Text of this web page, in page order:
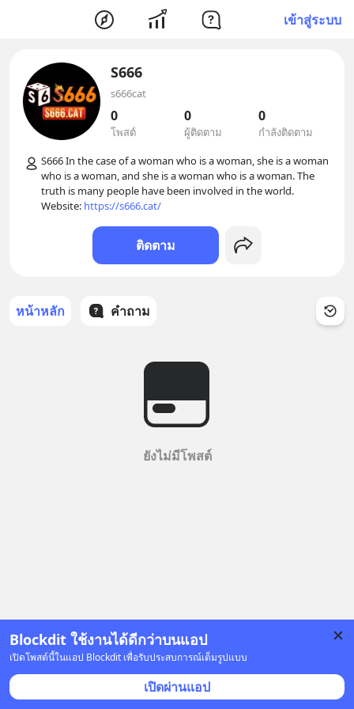
เข้าสู่ระบบ
Blockdit ใช้งานได้ดีกว่าบนแอป
เปิดโพสต์นี้ในแอป Blockdit เพื่อรับประสบการณ์เต็มรูปแบบ
เปิดผ่านแอป
S666
s666cat
0
โพสต์
0
ผู้ติดตาม
0
กำลังติดตาม
S666 In the case of a woman who is a woman, she is a woman
who is a woman, and she is a woman who is a woman. The
truth is many people have been involved in the world.
Website: https://s666.cat/
ติดตาม
หน้าหลัก คำถาม
ยังไม่มีโพสต์